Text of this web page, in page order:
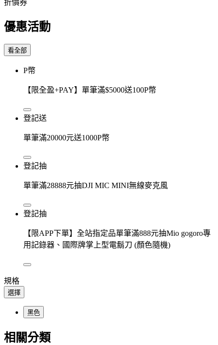
折價券
優惠活動
看全部
P幣
【限全盈+PAY】單筆滿$5000送100P幣
登記送
單筆滿20000元送1000P幣
登記抽
單筆滿28888元抽DJI MIC MINI無線麥克風
登記抽
【限APP下單】全站指定品單筆滿888元抽Mio gogoro專
用記錄器、國際牌掌上型電鬍刀 (顏色隨機)
規格
選擇
黑色
相關分類